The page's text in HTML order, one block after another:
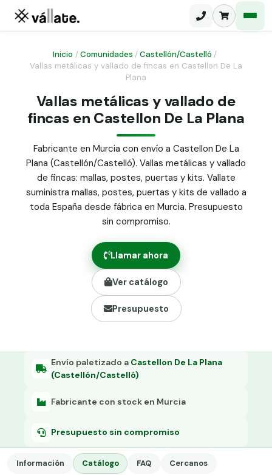
Malla electrosoldada
Malla ganadera
Malla triple torsión
Panel malla H.
Puerta abatible dos hojas
Puerta acceso peatonal
Poste malla Hércules
Poste malla simple torsión
Alambre de espino galvanizado
Alambre liso galvanizado
Malla ocultación 70 g/m² verde
Abrazadera PVC malla H.
Grapa malla H.
Grapadora
Inicio /Comunidades /Castellón/Castelló /
Vallas metálicas y vallado de fincas en Castellon De La
Plana
Vallas metálicas y vallado de
fincas en Castellon De La Plana
Fabricante en Murcia con envío a Castellon De La
Plana (Castellón/Castelló). Vallas metálicas y vallado
de fincas: mallas, postes, puertas y kits. Vallate
suministra mallas, postes, puertas y kits de vallado a
toda España desde fábrica en Murcia. Presupuesto
sin compromiso.
Llamar ahora
Ver catálogo
Presupuesto
Envío paletizado a Castellon De La Plana
(Castellón/Castelló)
Fabricante con stock en Murcia
Presupuesto sin compromiso
Información Catálogo FAQ Cercanos